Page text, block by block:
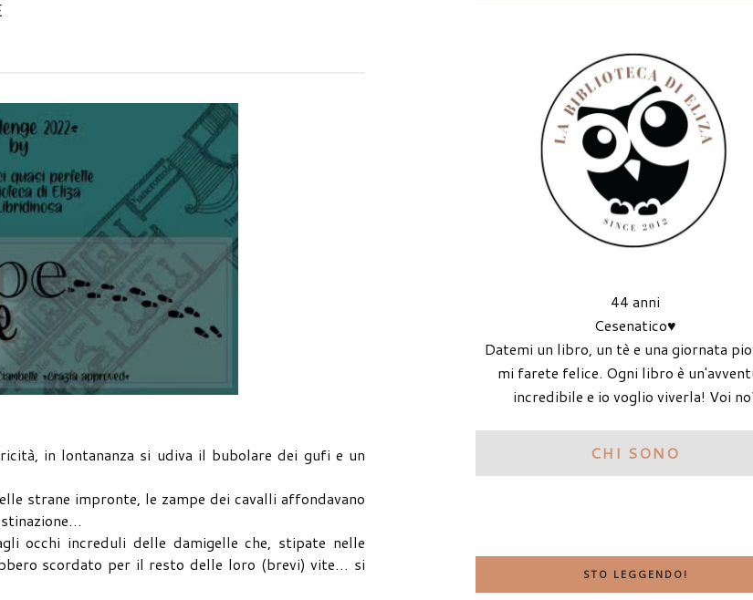
in lontananza si udiva il bubolare dei gufi e un
strane impronte, le zampe dei cavalli affondavano
occhi increduli delle damigelle che, stipate nelle
scordato per il resto delle loro (brevi) vite… si
44 anni
Cesenatico♥
Datemi un libro, un tè e una giornata
mi farete felice. Ogni libro è
incredibile e io voglio viverla! Voi
CHI SONO
STO LEGGENDO!